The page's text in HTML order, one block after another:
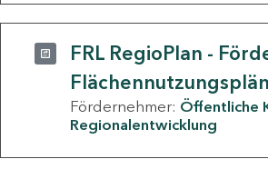
FRL RegioPlan -
Fördernehmer: Öffentliche
Regionalentwicklung